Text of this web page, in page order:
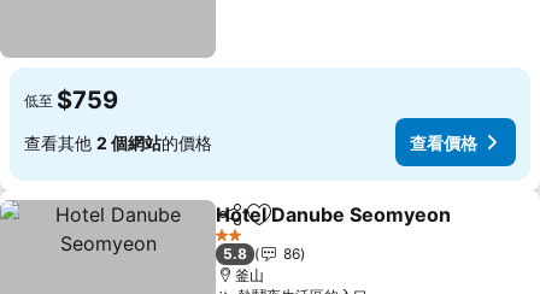
低至 $759
查看其他 2 個網站的價格 查看價格
分享 加入我的最愛
Hotel Danube Seomyeon
2 星級
5.8
86
釜山